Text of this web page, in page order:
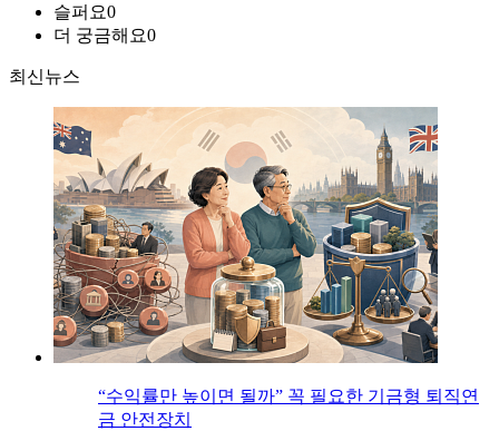
슬퍼요0
더 궁금해요0
최신뉴스
“수익률만 높이면 될까” 꼭 필요한 기금형 퇴직연
금 안전장치